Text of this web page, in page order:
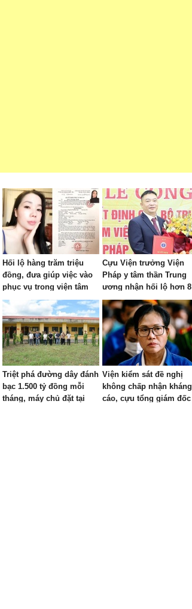
Hối lộ hàng trăm triệu
đồng, đưa giúp việc vào
phục vụ trong viện tâm
thần
Cựu Viện trưởng Viện
Pháp y tâm thần Trung
ương nhận hối lộ hơn 8
tỷ đồng
Triệt phá đường dây đánh
bạc 1.500 tỷ đồng mỗi
tháng, máy chủ đặt tại
Viện kiểm sát đề nghị
không chấp nhận kháng
cáo, cựu tổng giám đốc